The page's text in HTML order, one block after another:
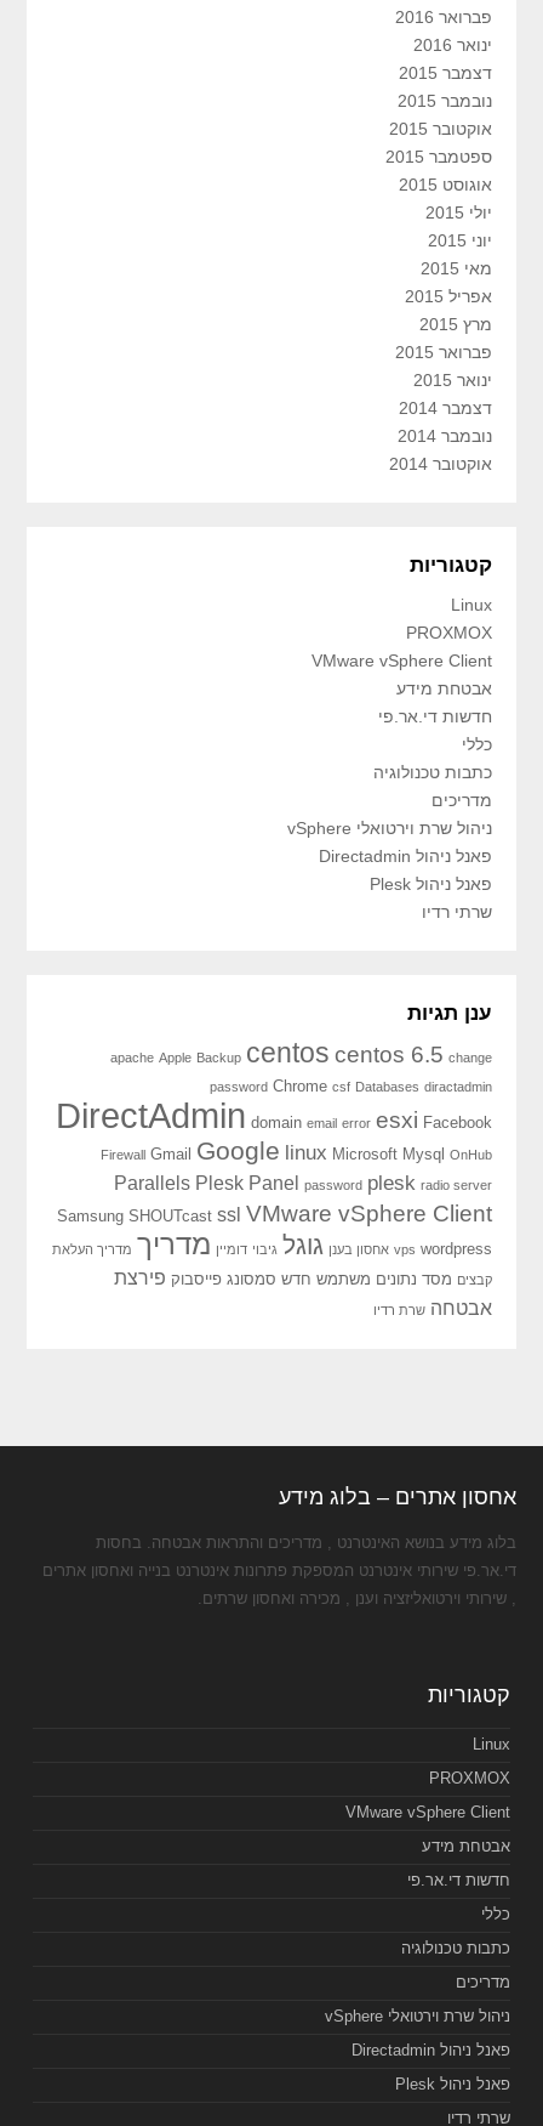
פברואר 2016
ינואר 2016
דצמבר 2015
נובמבר 2015
אוקטובר 2015
ספטמבר 2015
אוגוסט 2015
יולי 2015
יוני 2015
מאי 2015
אפריל 2015
מרץ 2015
פברואר 2015
ינואר 2015
דצמבר 2014
נובמבר 2014
אוקטובר 2014
קטגוריות
Linux
PROXMOX
VMware vSphere Client
אבטחת מידע
חדשות די.אר.פי
כללי
כתבות טכנולוגיה
מדריכים
ניהול שרת וירטואלי vSphere
פאנל ניהול Directadmin
פאנל ניהול Plesk
שרתי רדיו
ענן תגיות
apache Apple Backup centos centos 6.5 change
password Chrome csf Databases diractadmin
DirectAdmin domain email error esxi Facebook
Firewall Gmail Google linux Microsoft Mysql OnHub
Parallels Plesk Panel password plesk radio server
Samsung SHOUTcast ssl VMware vSphere Client
vps wordpress אחסון בענן גוגל גיבוי דומיין מדריך מדריך העלאת
קבצים מסד נתונים משתמש חדש סמסונג פייסבוק פירצת
אבטחה שרת רדיו
אחסון אתרים – בלוג מידע
בלוג מידע בנושא האינטרנט , מדריכים והתראות אבטחה. בחסות
די.אר.פי שירותי אינטרנט המספקת פתרונות אינטרנט בנייה ואחסון אתרים
, שירותי וירטואליזציה וענן , מכירה ואחסון שרתים.
קטגוריות
Linux
PROXMOX
VMware vSphere Client
אבטחת מידע
חדשות די.אר.פי
כללי
כתבות טכנולוגיה
מדריכים
ניהול שרת וירטואלי vSphere
פאנל ניהול Directadmin
פאנל ניהול Plesk
שרתי רדיו